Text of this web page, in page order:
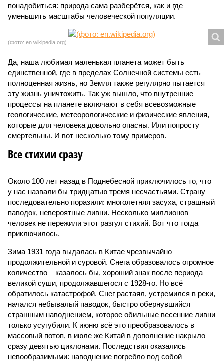
понадобиться: природа сама разберётся, как и где
уменьшить масштабы человеческой популяции.
(фото: en.wikipedia.org)
Да, наша любимая маленькая планета может быть
единственной, где в пределах Солнечной системы есть
полноценная жизнь, но Земля также регулярно пытается
эту жизнь уничтожить. Так уж вышло, что внутренние
процессы на планете включают в себя всевозможные
геологические, метеорологические и физические явления,
которые для человека довольно опасны. Или попросту
смертельны. И вот несколько тому примеров.
Все стихии сразу
Около 100 лет назад в Поднебесной приключилось то, что
у нас назвали бы тридцатью тремя несчастьями. Страну
последовательно поразили: многолетняя засуха, страшный
паводок, невероятные ливни. Несколько миллионов
человек не пережили этот разгул стихий. Вот что тогда
приключилось.
Зима 1931 года выдалась в Китае чрезвычайно
продолжительной и суровой. Снега образовалось огромное
количество – казалось бы, хороший знак после периода
великой суши, продолжавшегося с 1928-го. Но всё
обратилось катастрофой. Снег растаял, устремился в реки,
начался небывалый паводок, быстро обернувшийся
страшным наводнением, которое обильные весенние ливни
только усугубили. К июню всё это преобразовалось в
массовый потоп, в июле же Китай в дополнение накрыло
сразу девятью циклонами. Последствия оказались
невообразимыми: наводнение погребло под собой